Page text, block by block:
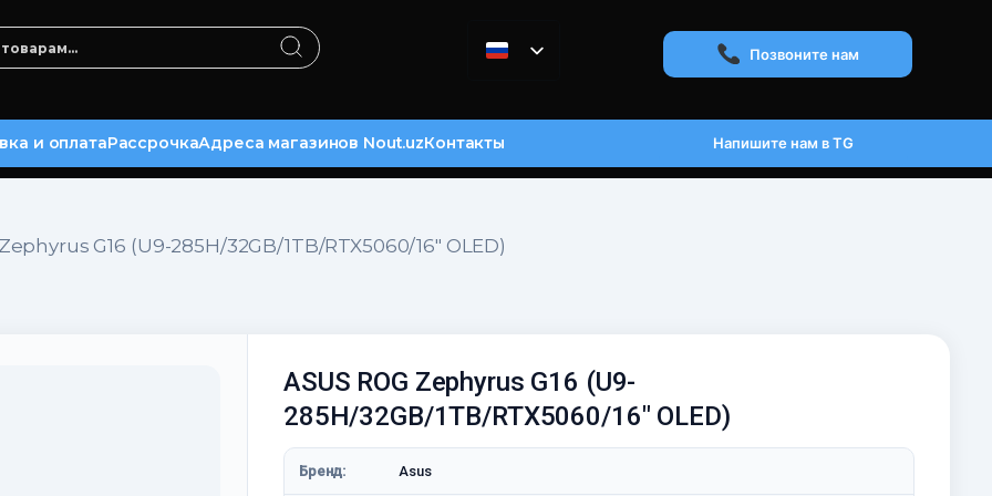
Позвоните нам
и оплатаРассрочкаАдреса магазинов Nout.uzКонтакты Напишите нам в TG
G16 (U9-285H/32GB/1TB/RTX5060/16″ OLED)
ASUS ROG Zephyrus G16 (U9-
285H/32GB/1TB/RTX5060/16" OLED)
Бренд: Asus